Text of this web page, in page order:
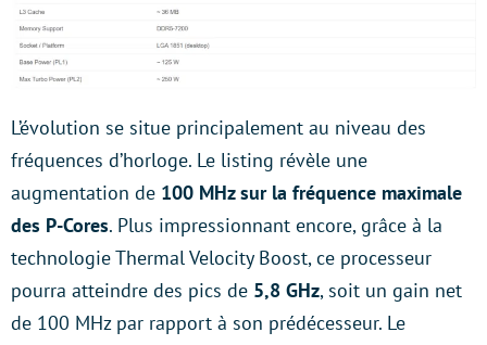
L’évolution se situe principalement au niveau des
fréquences d’horloge. Le listing révèle une
augmentation de 100 MHz sur la fréquence maximale
des P-Cores. Plus impressionnant encore, grâce à la
technologie Thermal Velocity Boost, ce processeur
pourra atteindre des pics de 5,8 GHz, soit un gain net
de 100 MHz par rapport à son prédécesseur. Le